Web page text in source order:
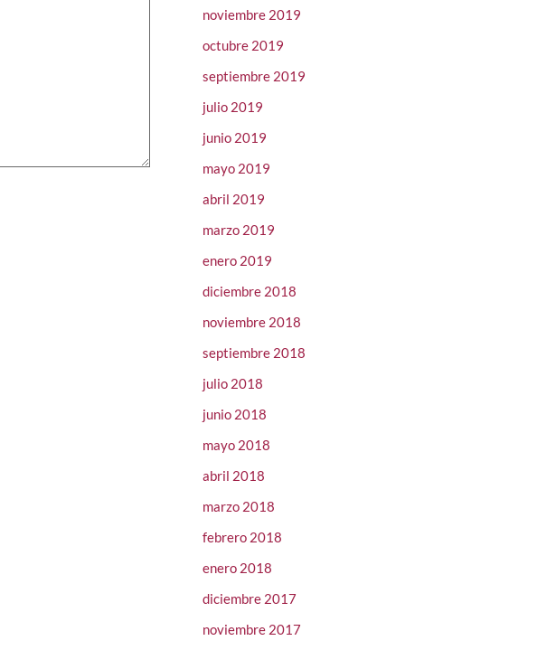
noviembre 2019
octubre 2019
septiembre 2019
julio 2019
junio 2019
mayo 2019
abril 2019
marzo 2019
enero 2019
diciembre 2018
noviembre 2018
septiembre 2018
julio 2018
junio 2018
mayo 2018
abril 2018
marzo 2018
febrero 2018
enero 2018
diciembre 2017
noviembre 2017